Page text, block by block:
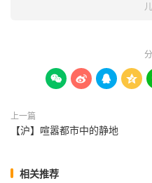
   
上一篇
【沪】喧嚣都市中的静地
相关推荐